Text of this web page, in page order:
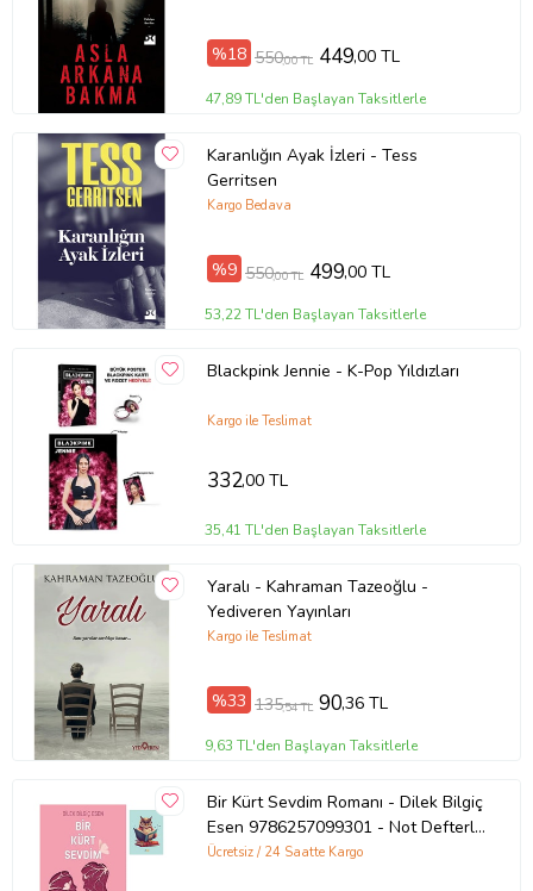
%18 550,00 TL 449,00 TL
47,89 TL'den Başlayan Taksitlerle
Karanlığın Ayak İzleri - Tess
Gerritsen
Kargo Bedava
%9 550,00 TL 499,00 TL
53,22 TL'den Başlayan Taksitlerle
Blackpink Jennie - K-Pop Yıldızları
Kargo ile Teslimat
332,00 TL
35,41 TL'den Başlayan Taksitlerle
Yaralı - Kahraman Tazeoğlu -
Yediveren Yayınları
Kargo ile Teslimat
%33 135,54 TL 90,36 TL
9,63 TL'den Başlayan Taksitlerle
Bir Kürt Sevdim Romanı - Dilek Bilgiç
Esen 9786257099301 - Not Defterli
Seti (Renksiz)
Ücretsiz / 24 Saatte Kargo